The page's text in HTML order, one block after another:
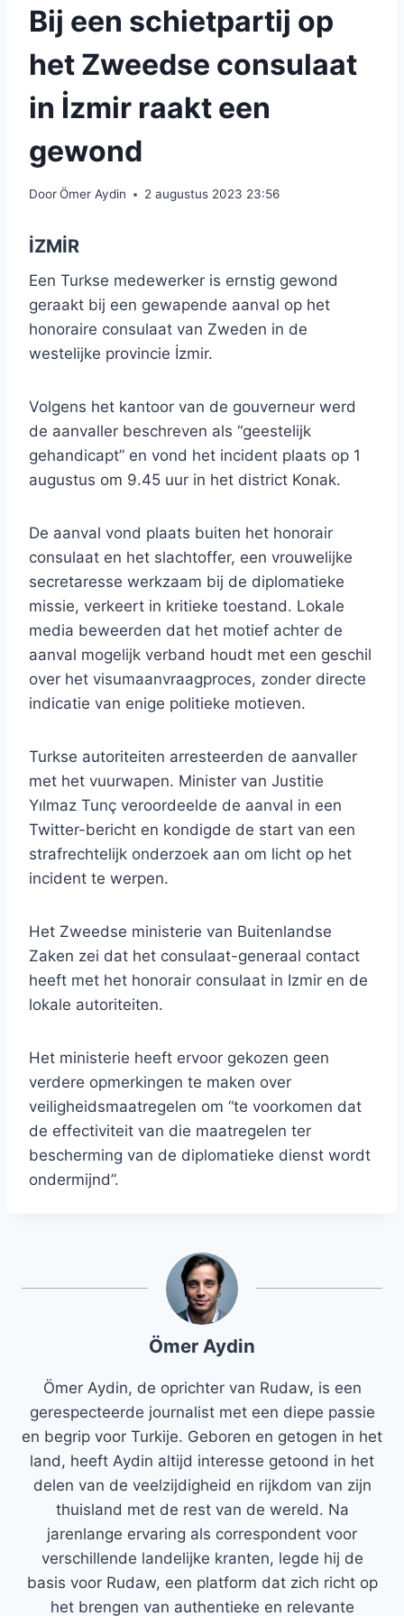
Bij een schietpartij op
het Zweedse consulaat
in İzmir raakt een
gewond
DoorÖmer Aydin 2 augustus 2023 23:56
İZMİR
Een Turkse medewerker is ernstig gewond
geraakt bij een gewapende aanval op het
honoraire consulaat van Zweden in de
westelijke provincie İzmir.
Volgens het kantoor van de gouverneur werd
de aanvaller beschreven als “geestelijk
gehandicapt” en vond het incident plaats op 1
augustus om 9.45 uur in het district Konak.
De aanval vond plaats buiten het honorair
consulaat en het slachtoffer, een vrouwelijke
secretaresse werkzaam bij de diplomatieke
missie, verkeert in kritieke toestand. Lokale
media beweerden dat het motief achter de
aanval mogelijk verband houdt met een geschil
over het visumaanvraagproces, zonder directe
indicatie van enige politieke motieven.
Turkse autoriteiten arresteerden de aanvaller
met het vuurwapen. Minister van Justitie
Yılmaz Tunç veroordeelde de aanval in een
Twitter-bericht en kondigde de start van een
strafrechtelijk onderzoek aan om licht op het
incident te werpen.
Het Zweedse ministerie van Buitenlandse
Zaken zei dat het consulaat-generaal contact
heeft met het honorair consulaat in Izmir en de
lokale autoriteiten.
Het ministerie heeft ervoor gekozen geen
verdere opmerkingen te maken over
veiligheidsmaatregelen om “te voorkomen dat
de effectiviteit van die maatregelen ter
bescherming van de diplomatieke dienst wordt
ondermijnd”.
Ömer Aydin
Ömer Aydin, de oprichter van Rudaw, is een
gerespecteerde journalist met een diepe passie
en begrip voor Turkije. Geboren en getogen in het
land, heeft Aydin altijd interesse getoond in het
delen van de veelzijdigheid en rijkdom van zijn
thuisland met de rest van de wereld. Na
jarenlange ervaring als correspondent voor
verschillende landelijke kranten, legde hij de
basis voor Rudaw, een platform dat zich richt op
het brengen van authentieke en relevante